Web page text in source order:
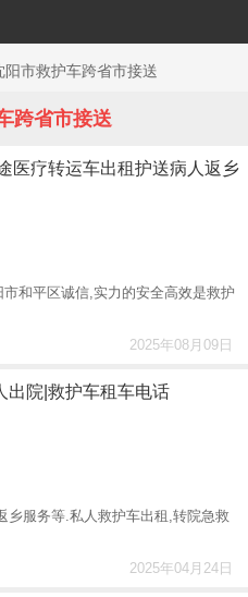
阳市救护车跨省市接送
跨省市接送
医疗转运车出租护送病人返乡
和平区诚信,实力的安全高效是救护
2025年08月09日
出院|救护车租车电话
乡服务等.私人救护车出租,转院急救
2025年04月24日